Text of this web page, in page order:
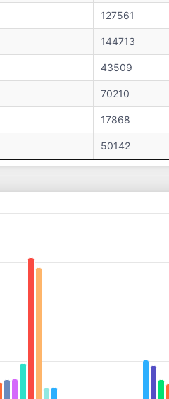
127561
144713
43509
70210
17868
50142
categories.